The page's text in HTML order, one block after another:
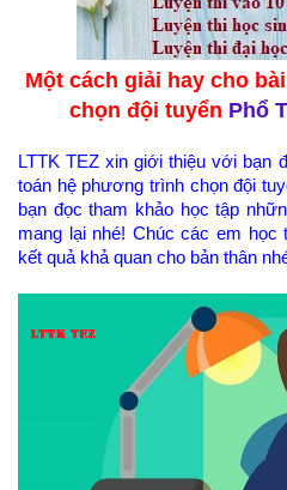
Một cách giải hay cho
chọn đội tuyển Phổ
LTTK TEZ xin giới thiệu với bạn
toán hệ phương trình chọn đội
bạn đọc tham khảo học tập
mang lại nhé! Chúc các em học
kết quả khả quan cho bản thân